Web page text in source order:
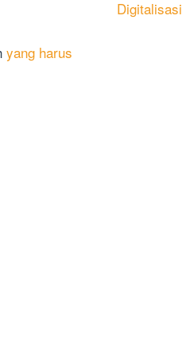
yang harus
Digitalisasi